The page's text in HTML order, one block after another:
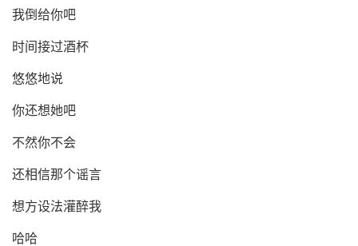
我倒给你吧
时间接过酒杯
悠悠地说
你还想她吧
不然你不会
还相信那个谣言
想方设法灌醉我
哈哈